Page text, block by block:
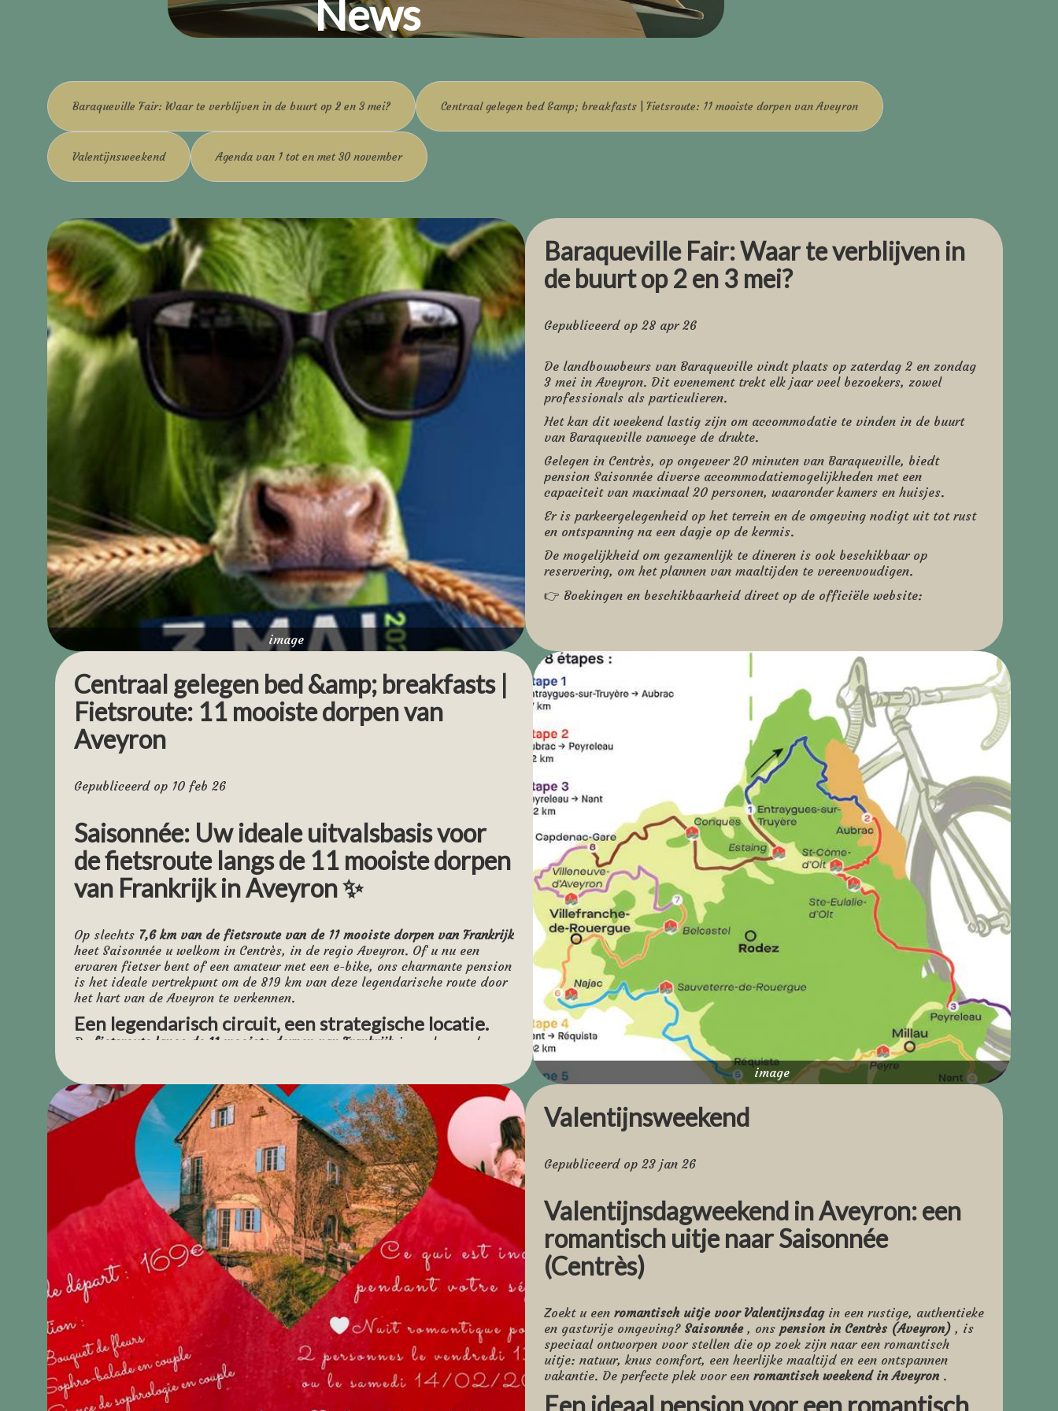
News
Baraqueville Fair: Waar te verblijven in de buurt op 2 en 3 mei? Centraal gelegen bed &amp; breakfasts | Fietsroute: 11 mooiste dorpen van Aveyron
Valentijnsweekend Agenda van 1 tot en met 30 november
image
Baraqueville Fair: Waar te verblijven in
de buurt op 2 en 3 mei?
Gepubliceerd op 28 apr 26
De landbouwbeurs van Baraqueville vindt plaats op zaterdag 2 en zondag
3 mei in Aveyron. Dit evenement trekt elk jaar veel bezoekers, zowel
professionals als particulieren.
Het kan dit weekend lastig zijn om accommodatie te vinden in de buurt
van Baraqueville vanwege de drukte.
Gelegen in Centrès, op ongeveer 20 minuten van Baraqueville, biedt
pension Saisonnée diverse accommodatiemogelijkheden met een
capaciteit van maximaal 20 personen, waaronder kamers en huisjes.
Er is parkeergelegenheid op het terrein en de omgeving nodigt uit tot rust
en ontspanning na een dagje op de kermis.
De mogelijkheid om gezamenlijk te dineren is ook beschikbaar op
reservering, om het plannen van maaltijden te vereenvoudigen.
👉 Boekingen en beschikbaarheid direct op de officiële website:
#foire_Baraqueville, #foire_agricole_Aveyron,
#hébergement_Baraqueville, #logement_foire_Aveyron,
#où_dormir_Baraqueville
image
Centraal gelegen bed &amp; breakfasts |
Fietsroute: 11 mooiste dorpen van
Aveyron
Gepubliceerd op 10 feb 26
Saisonnée: Uw ideale uitvalsbasis voor
de fietsroute langs de 11 mooiste dorpen
van Frankrijk in Aveyron ✨
Op slechts 7,6 km van de fietsroute van de 11 mooiste dorpen van Frankrijk
heet Saisonnée u welkom in Centrès, in de regio Aveyron. Of u nu een
ervaren fietser bent of een amateur met een e-bike, ons charmante pension
is het ideale vertrekpunt om de 819 km van deze legendarische route door
het hart van de Aveyron te verkennen.
Een legendarisch circuit, een strategische locatie.
De fietsroute langs de 11 mooiste dorpen van Frankrijkis veel meer dan
plateaus en valleien, bergen en kloven doorkruist deze route, variërend
van gemiddeld tot moeilijk, twee regionale natuurparken en verbindt de
meest iconische dorpen: Estaing, Conques, Najac, Belcastel, Brousse-le-
Château, La Couvertoirade, Nant, Peyreleau, Ste-Eulalie-d'Olt, St-Côme-
d'Olt en Entraygues-sur-Truyère.
Om de officiële beschrijving te bekijken en het GPX-nummer te
downloaden, ga naar deze referentiepagina:
https://www.tourisme-aveyron.com/fr/voir-faire/sport-nature/cyclo-
velo/circuit-velo-plus-beaux-villages-france
Seasonal is gevestigd op De nabijheid van dit circuit maakt het een
strategische locatievoor:
Begin je fietsavontuur
Rust tussen twee fasen
Verleng uw verblijf door de omliggende dorpen te verkennen.
Waarom kiezen voor Saisonnée voor uw
fietsvakantie?
Comfort en welzijn na inspanning
3 charmante slaapkamers voor 1 tot 4 personen (Zonne-, Groene en
Valentijnsweekend
Gepubliceerd op 23 jan 26
Valentijnsdagweekend in Aveyron: een
romantisch uitje naar Saisonnée
(Centrès)
Zoekt u eenromantisch uitje voor Valentijnsdagin een rustige, authentieke
en gastvrije omgeving? Saisonnée, onspension in Centrès (Aveyron) , is
speciaal ontworpen voor stellen die op zoek zijn naar een romantisch
uitje: natuur, knus comfort, een heerlijke maaltijd en een ontspannen
vakantie. De perfecte plek voor eenromantisch weekend in Aveyron .